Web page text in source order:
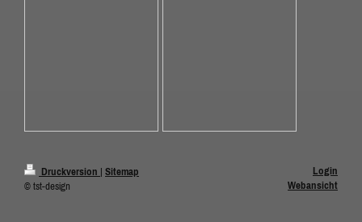
Druckversion | Sitemap
© tst-design
Login
Webansicht